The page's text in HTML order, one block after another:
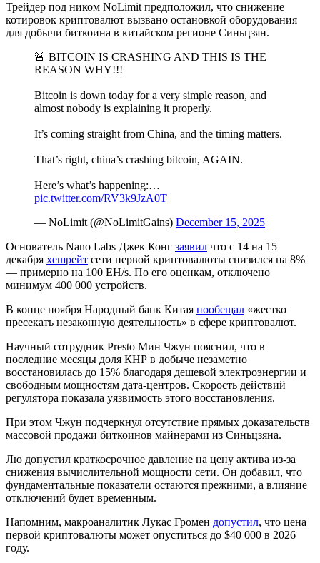
Трейдер под ником NoLimit предположил, что снижение
котировок криптовалют вызвано остановкой оборудования
для добычи биткоина в китайском регионе Синьцзян.
🚨 BITCOIN IS CRASHING AND THIS IS THE
REASON WHY!!!
Bitcoin is down today for a very simple reason, and
almost nobody is explaining it properly.
It’s coming straight from China, and the timing matters.
That’s right, china’s crashing bitcoin, AGAIN.
Here’s what’s happening:…
pic.twitter.com/RV3k9JzA0T
— NoLimit (@NoLimitGains) December 15, 2025
Основатель Nano Labs Джек Конг заявил что с 14 на 15
декабря хешрейт сети первой криптовалюты снизился на 8%
— примерно на 100 EH/s. По его оценкам, отключено
минимум 400 000 устройств.
В конце ноября Народный банк Китая пообещал «жестко
пресекать незаконную деятельность» в сфере криптовалют.
Научный сотрудник Presto Мин Чжун пояснил, что в
последние месяцы доля КНР в добыче незаметно
восстановилась до 15% благодаря дешевой электроэнергии и
свободным мощностям дата-центров. Скорость действий
регулятора показала уязвимость этого восстановления.
При этом Чжун подчеркнул отсутствие прямых доказательств
массовой продажи биткоинов майнерами из Синьцзяна.
Лю допустил краткосрочное давление на цену актива из-за
снижения вычислительной мощности сети. Он добавил, что
фундаментальные показатели остаются прежними, а влияние
отключений будет временным.
Напомним, макроаналитик Лукас Громен допустил, что цена
первой криптовалюты может опуститься до $40 000 в 2026
году.